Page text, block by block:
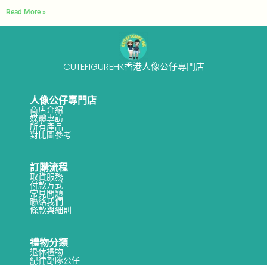
Read More »
CUTEFIGUREHK香港人像公仔專門店
人像公仔專門店
商店介紹
媒體專訪
所有產品
對比圖參考
訂購流程
取貨服務
付款方式
常見問題
聯絡我們
條款與細則
禮物分類
退休禮物
紀律部隊公仔